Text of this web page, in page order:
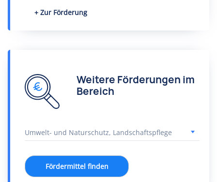
Zur Förderung
Weitere Förderungen im
Bereich
Fördermittel finden